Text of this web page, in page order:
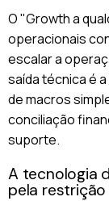
O "Growth a
operacionais
escalar a
saída técnica é
de macros
conciliação
suporte.
A tecnologia
pela